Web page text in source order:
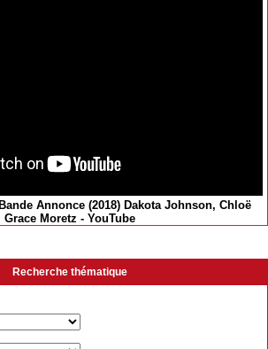
Annonce (2018) Dakota Johnson, Chloë
Grace Moretz - YouTube
Recherche thématique